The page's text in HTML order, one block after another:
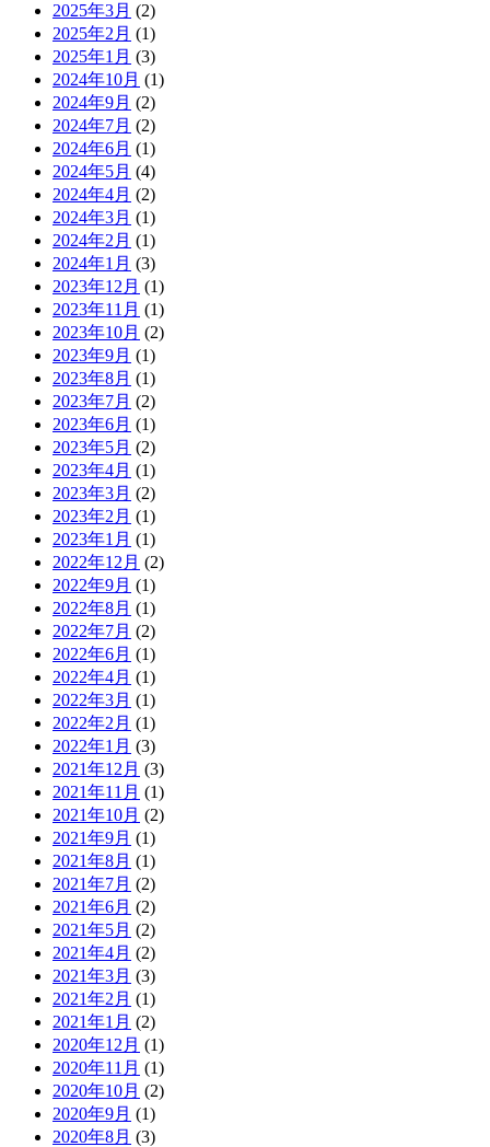
2025年3月 (2)
2025年2月 (1)
2025年1月 (3)
2024年10月 (1)
2024年9月 (2)
2024年7月 (2)
2024年6月 (1)
2024年5月 (4)
2024年4月 (2)
2024年3月 (1)
2024年2月 (1)
2024年1月 (3)
2023年12月 (1)
2023年11月 (1)
2023年10月 (2)
2023年9月 (1)
2023年8月 (1)
2023年7月 (2)
2023年6月 (1)
2023年5月 (2)
2023年4月 (1)
2023年3月 (2)
2023年2月 (1)
2023年1月 (1)
2022年12月 (2)
2022年9月 (1)
2022年8月 (1)
2022年7月 (2)
2022年6月 (1)
2022年4月 (1)
2022年3月 (1)
2022年2月 (1)
2022年1月 (3)
2021年12月 (3)
2021年11月 (1)
2021年10月 (2)
2021年9月 (1)
2021年8月 (1)
2021年7月 (2)
2021年6月 (2)
2021年5月 (2)
2021年4月 (2)
2021年3月 (3)
2021年2月 (1)
2021年1月 (2)
2020年12月 (1)
2020年11月 (1)
2020年10月 (2)
2020年9月 (1)
2020年8月 (3)